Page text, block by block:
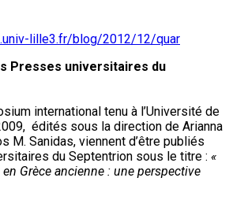
lille3.fr/blog/2012/12/quar
Presses universitaires du
international tenu à l’Université de
édités sous la direction de Arianna
M. Sanidas, viennent d’être publiés
du Septentrion sous le titre : «
Grèce ancienne : une perspective